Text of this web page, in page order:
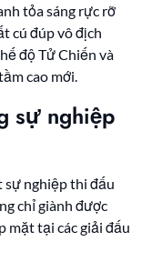
tỏa sáng rực rỡ
cú đúp vô địch
độ Tử Chiến và
cao mới.
sự nghiệp
sự nghiệp thi đấu
chỉ giành được
mặt tại các giải đấu